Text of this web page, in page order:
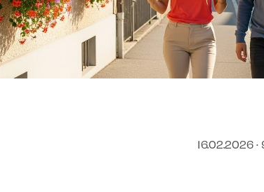
16.02.2026